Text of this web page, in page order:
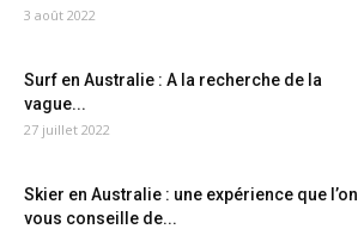
3 août 2022
Surf en Australie : A la recherche de la
vague...
27 juillet 2022
Skier en Australie : une expérience que l’on
vous conseille de...